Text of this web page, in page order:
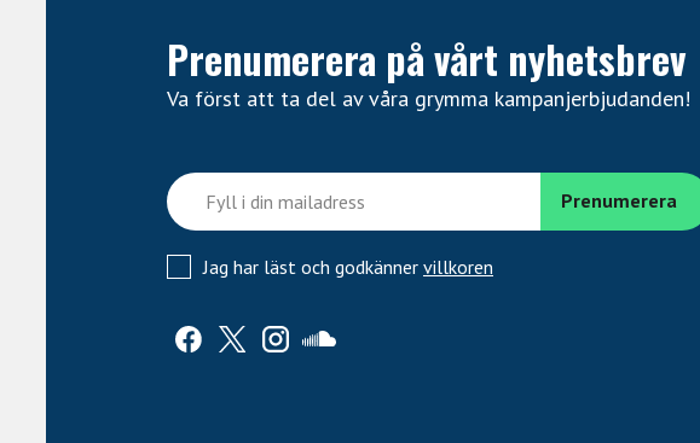
Prenumerera på vårt nyhetsbrev
Va först att ta del av våra grymma kampanjerbjudanden!
Jag har läst och godkänner villkoren